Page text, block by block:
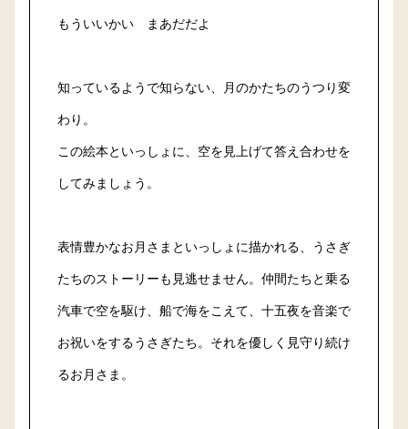
もういいかい まあだだよ
知っているようで知らない、月のかたちのうつり変
わり。
この絵本といっしょに、空を見上げて答え合わせを
してみましょう。
表情豊かなお月さまといっしょに描かれる、うさぎ
たちのストーリーも見逃せません。仲間たちと乗る
汽車で空を駆け、船で海をこえて、十五夜を音楽で
お祝いをするうさぎたち。それを優しく見守り続け
るお月さま。